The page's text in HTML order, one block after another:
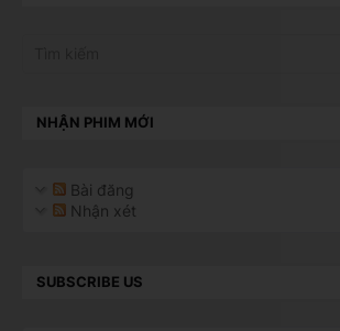
NHẬN PHIM MỚI
Bài đăng
Nhận xét
SUBSCRIBE US